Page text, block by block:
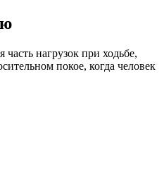
нагрузок при ходьбе,
покое, когда человек